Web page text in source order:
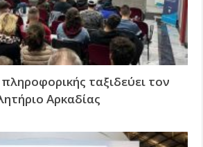
ταξιδεύει τον
Αρκαδίας